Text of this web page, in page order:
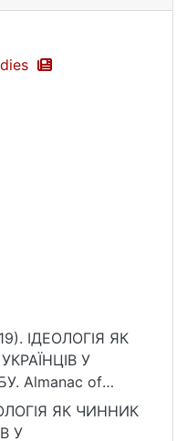
ІДЕОЛОГІЯ ЯК
У
Almanac of
ЯК ЧИННИК
У